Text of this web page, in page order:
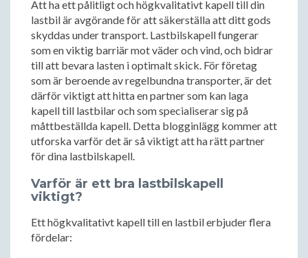
Att ha ett pålitligt och högkvalitativt kapell till din
lastbil är avgörande för att säkerställa att ditt gods
skyddas under transport. Lastbilskapell fungerar
som en viktig barriär mot väder och vind, och bidrar
till att bevara lasten i optimalt skick. För företag
som är beroende av regelbundna transporter, är det
därför viktigt att hitta en partner som kan laga
kapell till lastbilar och som specialiserar sig på
måttbeställda kapell. Detta blogginlägg kommer att
utforska varför det är så viktigt att ha rätt partner
för dina lastbilskapell.
Varför är ett bra lastbilskapell
viktigt?
Ett högkvalitativt kapell till en lastbil erbjuder flera
fördelar: